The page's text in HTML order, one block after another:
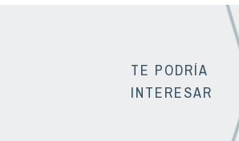
TE PODRÍA
INTERESAR